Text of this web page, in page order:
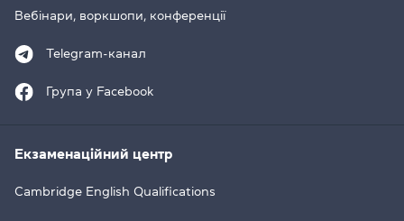
Вебінари, воркшопи, конференції
Telegram-канал
Група у Facebook
Екзаменаційний центр
Cambridge English Qualifications